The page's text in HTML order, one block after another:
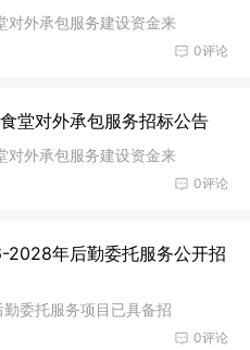
外承包服务建设资金来
0评论
堂对外承包服务招标公告
外承包服务建设资金来
0评论
年后勤委托服务公开招
委托服务项目已具备招
0评论